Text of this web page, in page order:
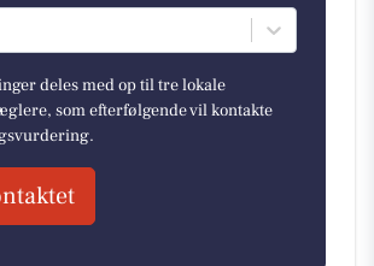
deles med op til tre lokale
som efterfølgende vil kontakte